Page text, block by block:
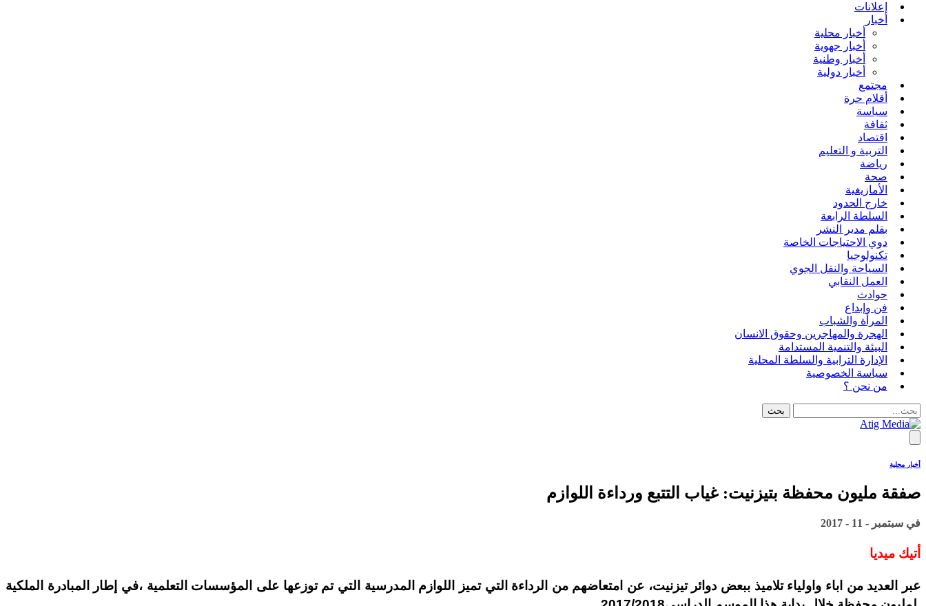
إعلانات
أخبار
أخبار محلية
أخبار جهوية
أخبار وطنية
أخبار دولية
مجتمع
أقلام حرة
سياسة
ثقافة
اقتصاد
التربية و التعليم
رياضة
صحة
الأمازيغية
خارج الحدود
السلطة الرابعة
بقلم مدير النشر
دوي الاحتياجات الخاصة
تكنولوجيا
السياحة والنقل الجوي
العمل النقابي
حوادث
فن وإبداع
المرأة والشباب
الهجرة والمهاجرين وحقوق الانسان
البيئة والتنمية المستدامة
الإدارة الترابية والسلطة المحلية
سياسة الخصوصية
من نحن ؟
أخبار محلية
صفقة مليون محفظة بتيزنيت: غياب التتبع ورداءة اللوازم
في سبتمبر - 11 - 2017
أتيك ميديا
عبر العديد من اباء واولياء تلاميذ ببعض دوائر تيزنيت، عن امتعاضهم من
لرداءة التي تميز اللوازم المدرسية التي تم توزعها على المؤسسات التعلمية ،في إطار المبادرة الملكية